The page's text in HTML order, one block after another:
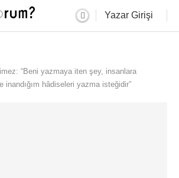
Yazar Girişi
“Beni yazmaya iten şey, insanlara
inandığım hâdiseleri yazma isteğidir”